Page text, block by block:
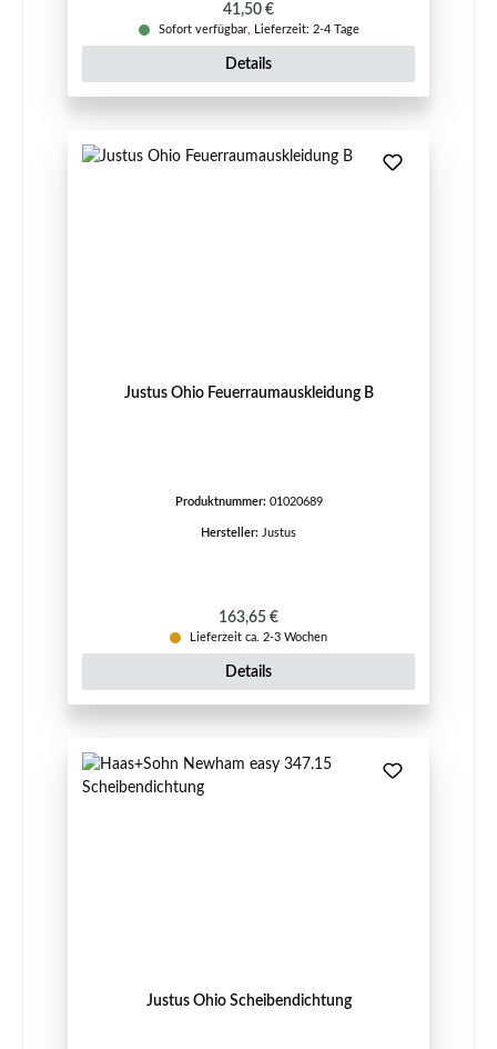
Regulärer Preis:
41,50 €
Sofort verfügbar, Lieferzeit: 2-4 Tage
Details
Justus Ohio Feuerraumauskleidung B
Produktnummer: 01020689
Hersteller: Justus
Regulärer Preis:
163,65 €
Lieferzeit ca. 2-3 Wochen
Details
Justus Ohio Scheibendichtung